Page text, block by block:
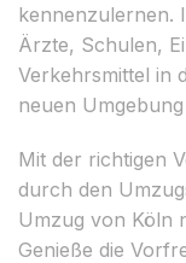
kennenzulernen.
Ärzte, Schulen,
Verkehrsmittel in
neuen
Mit der richtigen
durch den
Umzug von Köln
Genieße die